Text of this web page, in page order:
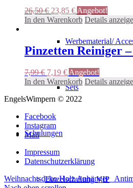
Werbematerial/
Sets
Schulungen
Einzelschulung VIP
26,50€ Ursprünglicher
Preis
26,50 €
23,85 €Aktueller
Preis
23,85 €.
Angebot!
In den Warenkorb Details
Pinzetten Reiniger
7,99€ Ursprünglicher
Preis
war:
7,99 €
7,19 €Aktueller
Preis
ist:
7,19 €.
Angebot!
In den Warenkorb Details
EngelsWimpern © 2022
Facebook
Instagram
Mail
Impressum
Datenschutzerklärung
Weihnachtsdeko Holz Anhänger